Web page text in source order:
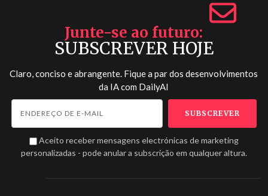
Junte-se ao futuro
SUBSCREVER HOJE
Claro, conciso e abrangente. Fique a par dos desenvolvimentos
da IA com DailyAI
Aceito receber mensagens electrónicas de marketing
personalizadas - pode anular a subscrição em qualquer altura.